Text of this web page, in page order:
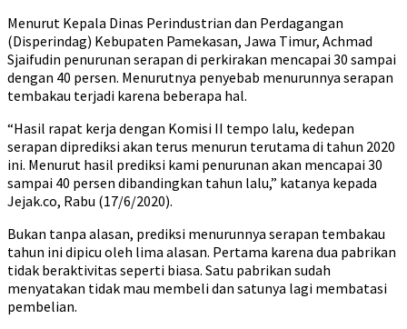
Menurut Kepala Dinas Perindustrian dan Perdagangan
(Disperindag) Kebupaten Pamekasan, Jawa Timur, Achmad
Sjaifudin penurunan serapan di perkirakan mencapai 30 sampai
dengan 40 persen. Menurutnya penyebab menurunnya serapan
tembakau terjadi karena beberapa hal.
“Hasil rapat kerja dengan Komisi II tempo lalu, kedepan
serapan diprediksi akan terus menurun terutama di tahun 2020
ini. Menurut hasil prediksi kami penurunan akan mencapai 30
sampai 40 persen dibandingkan tahun lalu,” katanya kepada
Jejak.co, Rabu (17/6/2020).
Bukan tanpa alasan, prediksi menurunnya serapan tembakau
tahun ini dipicu oleh lima alasan. Pertama karena dua pabrikan
tidak beraktivitas seperti biasa. Satu pabrikan sudah
menyatakan tidak mau membeli dan satunya lagi membatasi
pembelian.